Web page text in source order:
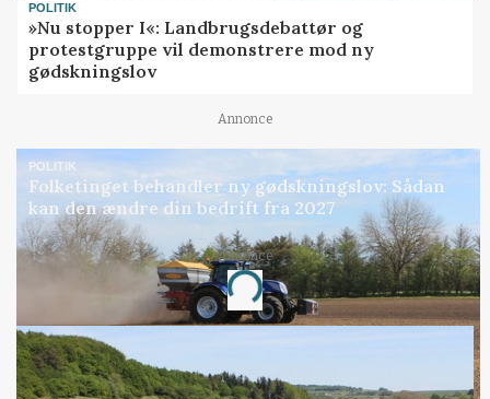
POLITIK
»Nu stopper I«: Landbrugsdebattør og
protestgruppe vil demonstrere mod ny
gødskningslov
Annonce
POLITIK
Folketinget behandler ny gødskningslov: Sådan
kan den ændre din bedrift fra 2027
Annonce
Loading...